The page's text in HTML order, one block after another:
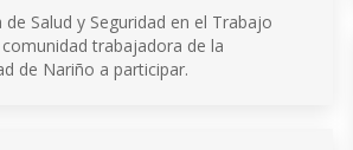
de Salud y Seguridad en el Trabajo
trabajadora de la
de Nariño a participar.